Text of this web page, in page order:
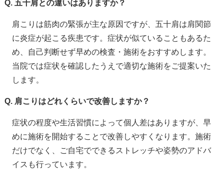
Q. 五十肩との違いはありますか？
肩こりは筋肉の緊張が主な原因ですが、五十肩は肩関節
に炎症が起こる疾患です。症状が似ていることもあるた
め、自己判断せず早めの検査・施術をおすすめします。
当院では症状を確認したうえで適切な施術をご提案いた
します。
Q. 肩こりはどれくらいで改善しますか？
症状の程度や生活習慣によって個人差はありますが、早
めに施術を開始することで改善しやすくなります。施術
だけでなく、ご自宅でできるストレッチや姿勢のアドバ
イスも行っています。